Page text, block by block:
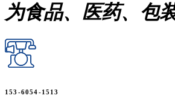
为食品、医药、包
153-6054-1513